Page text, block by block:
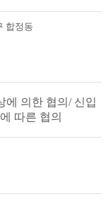
합정동
에 의한 협의/ 신입
따른 협의